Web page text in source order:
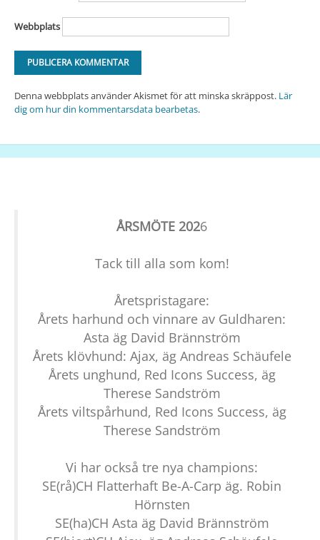
Webbplats
Denna webbplats använder Akismet för att minska skräppost. Lär
dig om hur din kommentarsdata bearbetas.
ÅRSMÖTE 2026
Tack till alla som kom!
Åretspristagare:
Årets harhund och vinnare av Guldharen:
Asta äg David Brännström
Årets klövhund: Ajax, äg Andreas Schäufele
Årets unghund, Red Icons Success, äg
Therese Sandström
Årets viltspårhund, Red Icons Success, äg
Therese Sandström
Vi har också tre nya champions:
SE(rå)CH Flatterhaft Be-A-Carp äg. Robin
Hörnsten
SE(ha)CH Asta äg David Brännström